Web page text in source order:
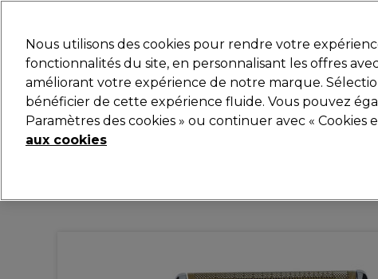
Marques Bons plans Coiffure Electro et Matériel
Livraison et délais
Nous utilisons des cookies pour rendre votre
fonctionnalités du site, en personnalisant les offres
améliorant votre expérience de notre marque.
bénéficier de cette expérience fluide. Vous pouvez
Paramètres des cookies » ou continuer avec « Cookies
aux cookies